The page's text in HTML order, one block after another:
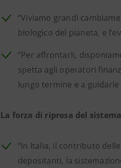
“Viviamo grandi
biologico del pianeta, e
“Per affrontarli,
spetta agli operatori
lungo termine e a
La forza di ripresa del
“In Italia, il contributo
depositanti, la